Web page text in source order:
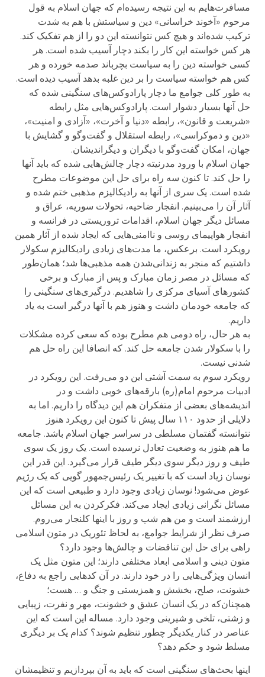
مسافرت‌هایم به این نتیجه رسیده‌ام که جهان اسلام به قول
مرحوم «آخوند خراسانی» دین و سیاستش با هم به شدت
ترکیب شده‌اند و هیچ کس نتوانسته این دو را از هم تفکیک کند.
هر کس خواسته این کار را بکند دچار آسیب شده است. هر
کسی خواسته دین را به سیاست بچرباند صدمه خورده و هر
کس هم خواسته سیاست را بر دین غلبه بدهد آسیب دیده است.
به طور کلی جوامع ما دچار پارادوکس‌های سنگینی شده که
حل آنها بسیار دشوار است. پارادوکس‌هایی مثل رابطه
«شریعت و قانون»، رابطه «دنیا و آخرت»، «آزادی و امنیت»،
«دین و دموکراسی»، رابطه استقلال و گفت‌وگو و گشایش با
جهان، امکان گفت‌وگو با دیگران و دیگراندیشان.
جهان اسلام با ورود مدرنیته دچار چالش‌هایی شده که باید آنها
را حل کند. تا کنون سه راه برای حل این موضوعات مطرح
شده است. یک سری از آنها به رادیکالیزم مذهبی ختم شده و
آثار آن را می‌بینیم. انفجار ضاحیه، تحولات سوریه، عراق و
مسائل دیگر جهان اسلام، اقدامات تروریستی در فرانسه و
انفجار هواپیمای روسی و ناامنی‌هایی که ایجاد شده از آثار همین
رویکرد است. برعکس، ما مدت‌های زیادی رادیکالیزم سکولار
داشتیم که منجر به زندانی‌شدن همه مذهبی‌ها شد؛ همان‌طور
که مسائل در مصر زمان مبارک و پس از مبارک و برخی
کشورهای آسیای مرکزی را شاهدیم. درگیری‌های سنگینی را
که جامعه خودمان داشت و هنوز هم با آنها درگیر است به یاد
داریم.
به هر حال، راه دومی هم مطرح بوده که سعی ‌کرده مشکلات
را با سکولار شدن جامعه حل کند. که انصافا این راه حل هم
شدنی نیست.
رویکرد سوم به سمت آشتی این دو می‌رفت. این رویکرد در
ادبیات مرحوم امام(ره) بارقه‌های خوبی داشت و در
اندیشه‌های بعضی از متفکران هم این دیدگاه را داریم. اما به
دلایلی از حدود ۱۱۰ سال پیش تا کنون این رویکرد هنوز
نتوانسته گفتمان مسلطی در سراسر جهان اسلام باشد. جامعه
ما هم هنوز به وضعیت تعادل نرسیده است. یک روز یک سوی
طیف و روز دیگر سوی دیگر طیف قرار می‌گیرد. این قدر این
نوسان زیاد است که با تغییر یک رئیس‌جمهور گویی که یک رژیم
عوض می‌شود! نوسان زیادی وجود دارد و طبیعی است که این
مسائل نگرانی زیادی ایجاد می‌کند. فکرکردن به این مسائل
ارزشمند است و من هم شب و روز با اینها کلنجار می‌روم.
صرف نظر از شرایط جوامع، به لحاظ تئوریک در متون اسلامی
راهی برای حل این تناقضات و چالش‌ها وجود دارد؟
متون دینی و اسلامی ابعاد مختلفی دارند؛ این متون مثل یک
انسان ویژگی‌هایی را در خود دارند. در آن کدهایی راجع به دفاع،
خشونت، صلح، بخشش و همزیستی و جنگ و … هست؛
همچنان‌که در یک انسان عشق و خشونت، مهر و نفرت، زیبایی
و زشتی، تلخی و شیرینی وجود دارد. مساله این است که این
عناصر در کنار یکدیگر چطور تنظیم شوند؟ کدام یک بر دیگری
مسلط شود و حکم دهد؟
اینها بحث‌های سنگینی است که باید به آن بپردازیم و تنظیمشان